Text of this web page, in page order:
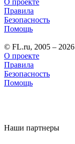
Правила
Безопасность
Помощь
© FL.ru, 2005 – 2026
О проекте
Правила
Безопасность
Помощь
Наши партнеры